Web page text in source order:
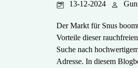
13-12-2024
Der Markt für Snus
Vorteile dieser
Suche nach
Adresse. In diesem